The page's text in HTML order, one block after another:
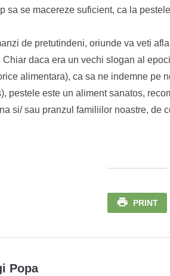
sa se macereze suficient, ca la
de pretutindeni, oriunde va veti
Chiar daca era un vechi slogan al
alimentara), ca sa ne indemne pe
pestele este un aliment sanatos,
si/ sau pranzul familiilor noastre, de
PRINT
Popa